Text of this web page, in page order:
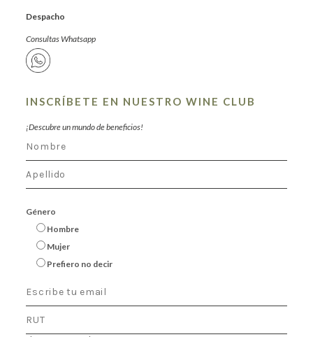
Despacho
Consultas Whatsapp
INSCRÍBETE EN NUESTRO WINE CLUB
¡Descubre un mundo de beneficios!
Género
Hombre
Mujer
Prefiero no decir